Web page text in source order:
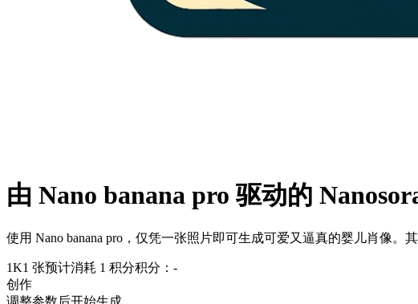
由 Nano banana pro 驱动的
使用 Nano banana pro，仅凭一张照片即可生成可爱又逼真的婴儿肖像。
1K1 张预计消耗 1 积分积分：-
创作